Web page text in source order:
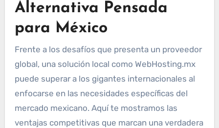
Alternativa Pensada
para México
Frente a los desafíos que presenta un proveedor
global, una solución local como WebHosting.mx
puede superar a los gigantes internacionales al
enfocarse en las necesidades específicas del
mercado mexicano. Aquí te mostramos las
ventajas competitivas que marcan una verdadera